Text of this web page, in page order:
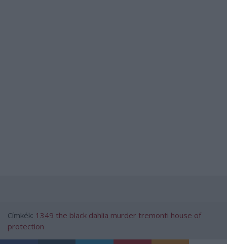
Címkék: 1349 the black dahlia murder tremonti house of
protection